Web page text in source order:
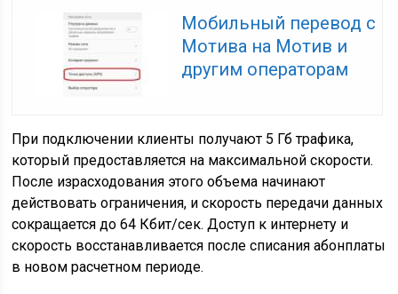
Мобильный перевод с
Мотива на Мотив и
другим операторам
При подключении клиенты получают 5 Гб трафика,
который предоставляется на максимальной скорости.
После израсходования этого объема начинают
действовать ограничения, и скорость передачи данных
сокращается до 64 Кбит/сек. Доступ к интернету и
скорость восстанавливается после списания абонплаты
в новом расчетном периоде.